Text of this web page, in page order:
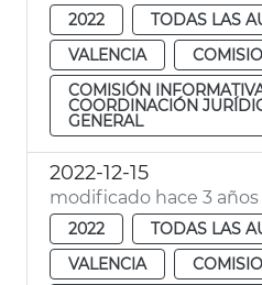
2022
TODAS LAS
VALENCIA
COMISIÓN
COORDINACIÓN
GENERAL
2022-12-15
modificado hace 3 años
2022
TODAS LAS
VALENCIA